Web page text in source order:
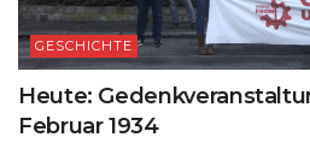
GESCHICHTE
Heute:
Februar 1934